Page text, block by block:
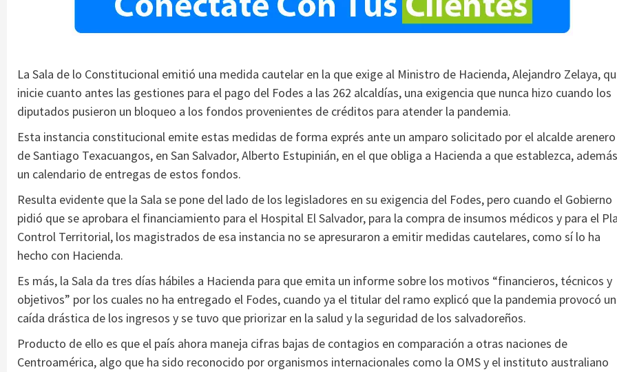
La Sala de lo Constitucional emitió una medida cautelar en la que exige al Ministro de Hacienda, Alejandro Zelaya,
inicie cuanto antes las gestiones para el pago del Fodes a las 262 alcaldías, una exigencia que nunca hizo cuando los
diputados pusieron un bloqueo a los fondos provenientes de créditos para atender la pandemia.
Esta instancia constitucional emite estas medidas de forma exprés ante un amparo solicitado por el alcalde arenero
de Santiago Texacuangos, en San Salvador, Alberto Estupinián, en el que obliga a Hacienda a que establezca,
un calendario de entregas de estos fondos.
Resulta evidente que la Sala se pone del lado de los legisladores en su exigencia del Fodes, pero cuando el Gobierno
pidió que se aprobara el financiamiento para el Hospital El Salvador, para la compra de insumos médicos y para el
Control Territorial, los magistrados de esa instancia no se apresuraron a emitir medidas cautelares, como sí lo ha
hecho con Hacienda.
Es más, la Sala da tres días hábiles a Hacienda para que emita un informe sobre los motivos “financieros, técnicos y
objetivos” por los cuales no ha entregado el Fodes, cuando ya el titular del ramo explicó que la pandemia provocó
caída drástica de los ingresos y se tuvo que priorizar en la salud y la seguridad de los salvadoreños.
Producto de ello es que el país ahora maneja cifras bajas de contagios en comparación a otras naciones de
Centroamérica, algo que ha sido reconocido por organismos internacionales como la OMS y el instituto australiano